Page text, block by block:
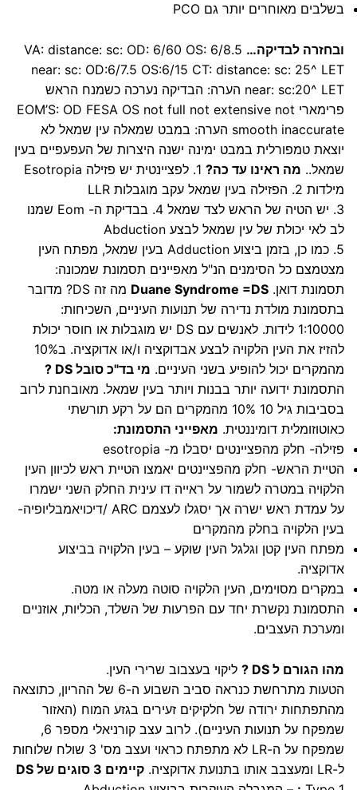
בשלבים מאוחרים יותר גם PCO
ובחזרה לבדיקה… VA: distance: sc: OD: 6/60 OS: 6/8.5
near: sc: OD:6/7.5 OS:6/15 CT: distance: sc: 25^ LET
near: sc:20^ LET הערה: הבדיקה נערכה כשמנח הראש
פרימארי EOM’S: OD FESA OS not full not extensive not
smooth inaccurate הערה: במבט שמאלה עין שמאל לא
יוצאת טמפורלית במבט ימינה ישנה היצרות של העפעפיים בעין
שמאל.. מה ראינו עד כה?
1. לפציינטית יש פזילה Esotropia
מילדות 2. הפזילה בעין שמאל עקב מוגבלות LLR
3. יש הטיה של הראש לצד שמאל 4. בבדיקת ה- Eom שמנו
לב לאי יכולת של עין שמאל לבצע Abduction
5. כמו כן, בזמן ביצוע Adduction בעין שמאל, מפתח העין
מצטמצם כל הסימנים הנ"ל מאפיינים תסמונת שמכונה:
תסמונת דואן. Duane Syndrome =DS
מה זה DS? מדובר
בתסמונת מולדת נדירה של תנועות העיניים, השכיחות:
1:10000 לידות. לאנשים עם DS יש מוגבלות או חוסר יכולת
להזיז את העין הלקויה לבצע אבדוקציה ו/או אדוקציה. ב10%
מהמקרים יכול להופיע בשני העיניים. מי בד"כ סובל DS ?
התסמונת ידועה יותר בבנות ויותר בעין שמאל. מאובחנת לרוב
בסביבות גיל 10 10% מהמקרים הם על רקע תורשתי
כאוטוזומלית דומיננטית. מאפייני התסמונת:
פזילה- חלק מהפציינטים יסבלו מ- esotropia
הטיית הראש- חלק מהפציינטים יאמצו הטיית ראש לכיוון העין
הלקויה במטרה לשמור על ראייה דו עינית החלק השני ישמרו
על עמדת ראש ישרה אך יסגלו לעצמם ARC /דיכויאמבליופיה-
בעין הלקויה בחלק מהמקרים
מפתח העין קטן וגלגל העין שוקע – בעין הלקויה בביצוע
אדוקציה.
במקרים מסוימים, העין הלקויה סוטה מעלה או מטה.
התסמונת נקשרת יחד עם הפרעות של השלד, הכליות, אוזניים
ומערכת העצבים.
מהו הגורם ל DS ?
ליקוי בעצבוב שרירי העין.
הטעות מתרחשת כנראה סביב השבוע ה-6 של ההריון, כתוצאה
מהתפתחות ירודה של חלקיקים זעירים בגזע המוח (האזור
שמפקח על תנועות העיניים). לרוב עצב קורניאלי מספר 6,
שמפקח על ה-LR לא מתפתח כראוי ועצב מס' 3 שולח שלוחות
ל-LR ומעצבב אותו בתנועת אדוקציה.
קיימים 3 סוגים של DS